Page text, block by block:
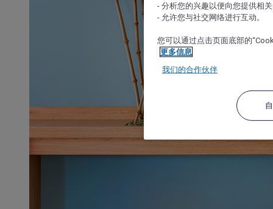
- 分析您的兴趣以便向您提供相
- 允许您与社交网络进行互动。
您可以通过点击页面底部的
更多信息
我们的合作伙伴